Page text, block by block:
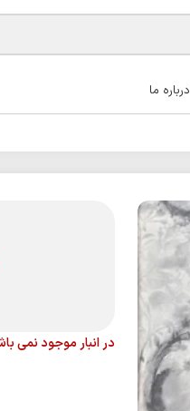
درباره ما
در انبار موجود نمی